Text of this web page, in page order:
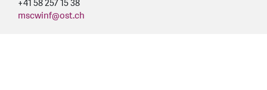
+41 58 257 15 38
mscwinf@ost.ch